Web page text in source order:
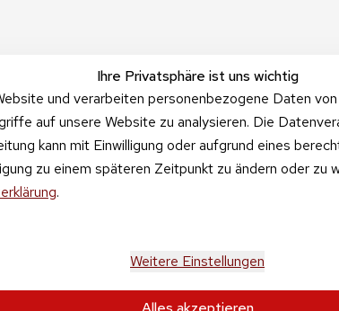
Ihre Privatsphäre ist uns wichtig
und verarbeiten personenbezogene Daten
auf unsere Website zu analysieren. Die
kann mit Einwilligung oder aufgrund eines
zu einem späteren Zeitpunkt zu ändern oder zu
.
Weitere Einstellungen